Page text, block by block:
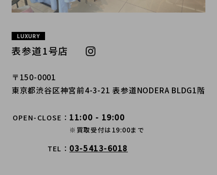
LUXURY
表参道1号店
〒150-0001
東京都渋谷区神宮前4-3-21 表参道NODERA BLDG1階
OPEN-CLOSE 11:00 - 19:00
※買取受付は19:00まで
TEL 03-5413-6018